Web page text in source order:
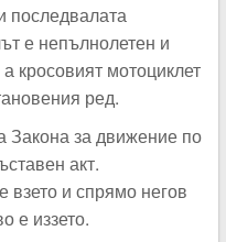
последвалата
е непълнолетен и
кросовият мотоциклет
ред.
Закона за движение по
акт.
и спрямо негов
е иззето.